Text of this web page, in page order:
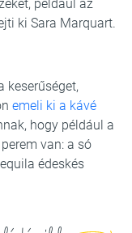
például az
ki Sara Marquart.
keserűséget,
emeli ki a kávé
hogy például a
van: a só
édeskés